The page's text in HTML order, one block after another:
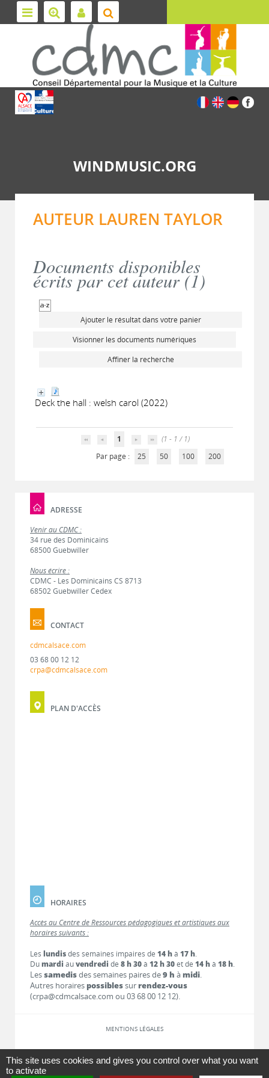
WINDMUSIC.ORG
AUTEUR LAUREN TAYLOR
Documents disponibles
écrits par cet auteur (1)
Ajouter le résultat dans votre panier
Visionner les documents numériques
Affiner la recherche
Deck the hall : welsh carol (2022)
1
(1 - 1 / 1)
Par page :
25 50 100 200
ADRESSE
Venir au CDMC :
34 rue des Dominicains
68500 Guebwiller
Nous écrire :
CDMC - Les Dominicains CS 8713
68502 Guebwiller Cedex
CONTACT
cdmcalsace.com
03 68 00 12 12
crpa@cdmcalsace.com
PLAN D'ACCÈS
HORAIRES
Accès au Centre de Ressources pédagogiques et artistiques aux
horaires suivants :
Les lundisdes semaines impaires de 14 hà 17 h.
Dumardi auvendredi de 8 h 30à 12 h 30et de 14 hà 18 h.
Lessamedisdes semaines paires de9 h à midi.
Autres horaires possiblessur rendez-vous
(crpa@cdmcalsace.com ou 03 68 00 12 12).
MENTIONS LÉGALES
LIENS
This site uses cookies and gives you control over what you want
to activate